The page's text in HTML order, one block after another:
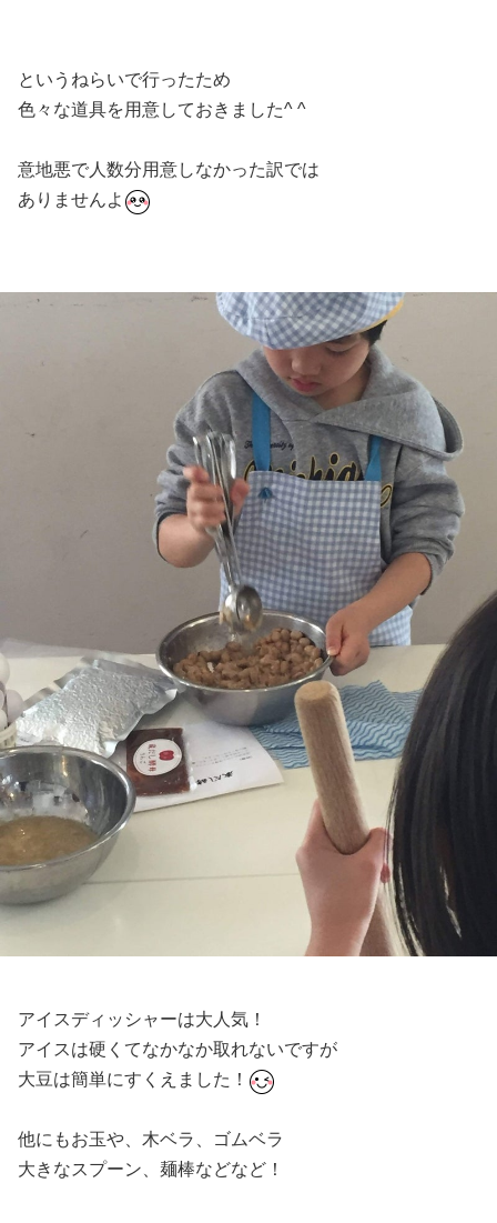
というねらいで行ったため
色々な道具を用意しておきました^ ^
意地悪で人数分用意しなかった訳では
ありませんよ
アイスディッシャーは大人気！
アイスは硬くてなかなか取れないですが
大豆は簡単にすくえました！
他にもお玉や、木ベラ、ゴムベラ
大きなスプーン、麺棒などなど！